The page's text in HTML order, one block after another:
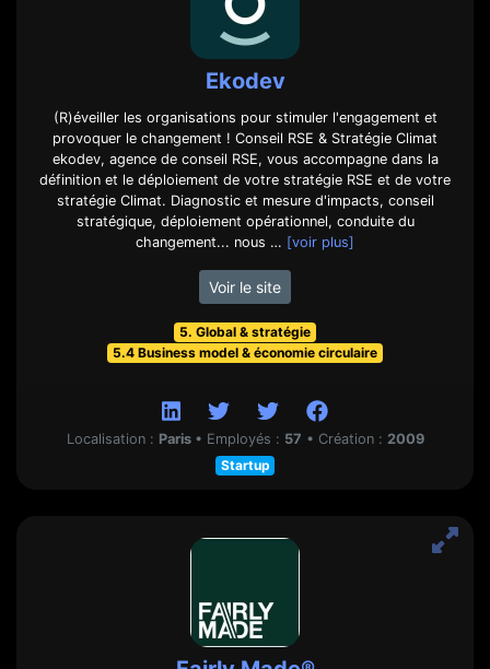
Ekodev
(R)éveiller les organisations pour stimuler l'engagement et
provoquer le changement ! Conseil RSE & Stratégie Climat
ekodev, agence de conseil RSE, vous accompagne dans la
définition et le déploiement de votre stratégie RSE et de votre
stratégie Climat. Diagnostic et mesure d'impacts, conseil
stratégique, déploiement opérationnel, conduite du
changement... nous … [voir plus]
Voir le site
5. Global & stratégie
5.4 Business model & économie circulaire
Localisation : Paris • Employés : 57 • Création : 2009
Startup